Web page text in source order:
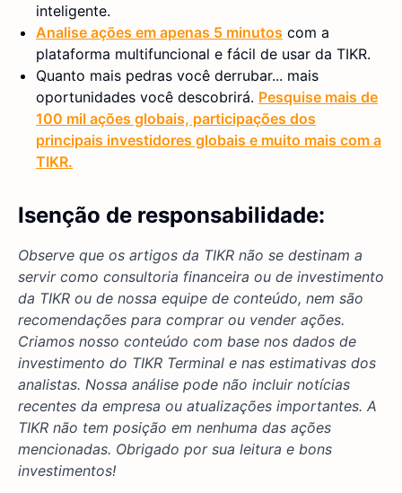
inteligente.
Analise ações em apenas 5 minutos com a
plataforma multifuncional e fácil de usar da TIKR.
Quanto mais pedras você derrubar... mais
oportunidades você descobrirá. Pesquise mais de
100 mil ações globais, participações dos
principais investidores globais e muito mais com a
TIKR.
Isenção de responsabilidade:
Observe que os artigos da TIKR não se destinam a
servir como consultoria financeira ou de investimento
da TIKR ou de nossa equipe de conteúdo, nem são
recomendações para comprar ou vender ações.
Criamos nosso conteúdo com base nos dados de
investimento do TIKR Terminal e nas estimativas dos
analistas. Nossa análise pode não incluir notícias
recentes da empresa ou atualizações importantes. A
TIKR não tem posição em nenhuma das ações
mencionadas. Obrigado por sua leitura e bons
investimentos!